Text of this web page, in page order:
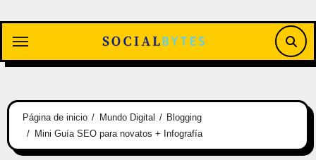
contenido
Página de inicio Mundo Digital
Blogging
Mini Guía SEO para novatos + Infografía